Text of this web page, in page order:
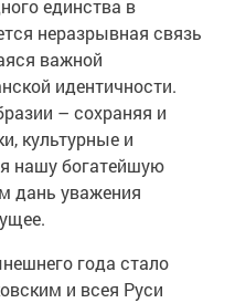
единства в
неразрывная связь
важной
идентичности.
– сохраняя и
культурные и
нашу богатейшую
дань уважения
года стало
и всея Руси